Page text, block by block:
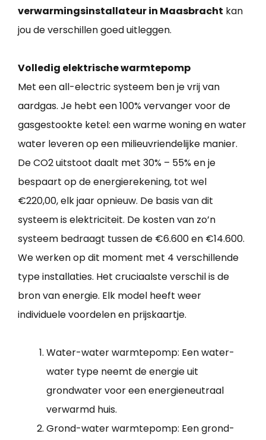
verwarmingsinstallateur in Maasbracht kan
jou de verschillen goed uitleggen.
Volledig elektrische warmtepomp
Met een all-electric systeem ben je vrij van
aardgas. Je hebt een 100% vervanger voor de
gasgestookte ketel: een warme woning en water
water leveren op een milieuvriendelijke manier.
De CO2 uitstoot daalt met 30% – 55% en je
bespaart op de energierekening, tot wel
€220,00, elk jaar opnieuw. De basis van dit
systeem is elektriciteit. De kosten van zo’n
systeem bedraagt tussen de €6.600 en €14.600.
We werken op dit moment met 4 verschillende
type installaties. Het cruciaalste verschil is de
bron van energie. Elk model heeft weer
individuele voordelen en prijskaartje.
Water-water warmtepomp: Een water-
water type neemt de energie uit
grondwater voor een energieneutraal
verwarmd huis.
Grond-water warmtepomp: Een grond-